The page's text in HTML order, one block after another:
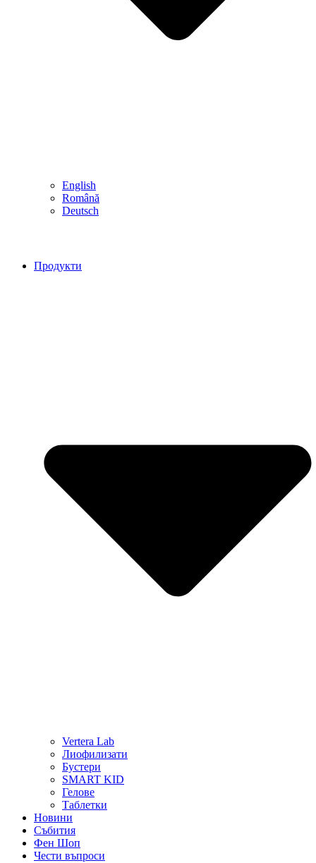
English
Română
Deutsch
Продукти
Vertera Lab
Лиофилизати
Бустери
SMART KID
Гелове
Таблетки
Новини
Събития
Фен Шоп
Чести въпроси